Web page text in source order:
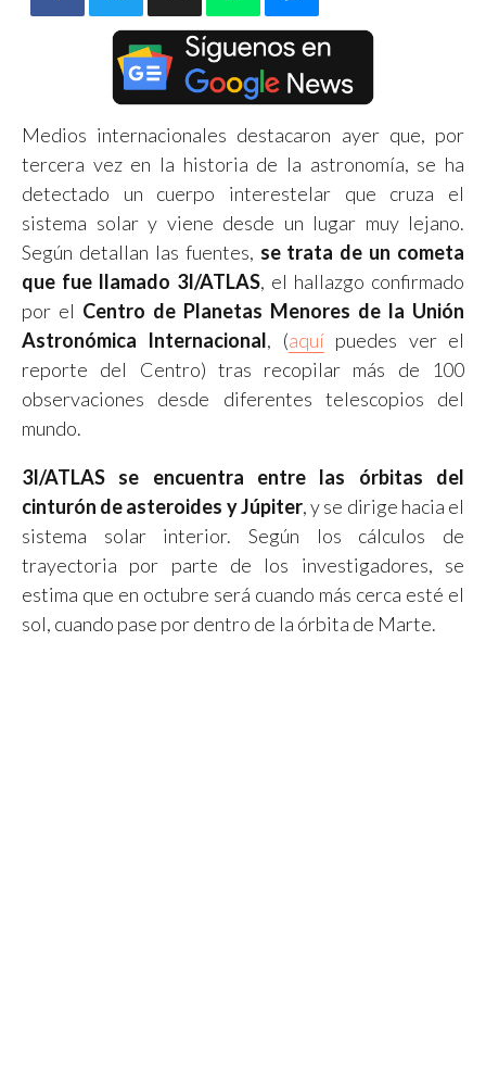
Medios internacionales destacaron ayer que, por
tercera vez en la historia de la astronomía, se ha
detectado un cuerpo interestelar que cruza el
sistema solar y viene desde un lugar muy lejano.
Según detallan las fuentes, se trata de un cometa
que fue llamado 3I/ATLAS, el hallazgo confirmado
por el Centro de Planetas Menores de la Unión
Astronómica Internacional, (aquípuedes ver el
reporte del Centro) tras recopilar más de 100
observaciones desde diferentes telescopios del
mundo.
3I/ATLAS se encuentra entre las órbitas del
cinturón de asteroides y Júpiter, y se dirige hacia el
sistema solar interior. Según los cálculos de
trayectoria por parte de los investigadores, se
estima que en octubre será cuando más cerca esté el
sol, cuando pase por dentro de la órbita de Marte.